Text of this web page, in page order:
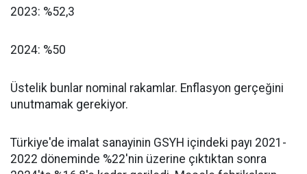
2023: %52,3
2024: %50
Üstelik bunlar nominal rakamlar. Enflasyon gerçeğini
unutmamak gerekiyor.
Türkiye'de imalat sanayinin GSYH içindeki payı 2021-
2022 döneminde %22'nin üzerine çıktıktan sonra